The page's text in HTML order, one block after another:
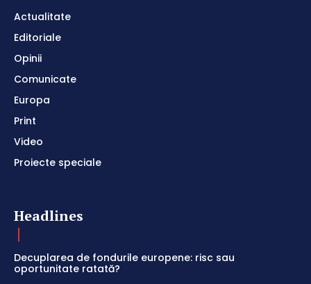
Actualitate
Editoriale
Opinii
Comunicate
Europa
Print
Video
Proiecte speciale
Headlines
Decuplarea de fondurile europene: risc sau
oportunitate ratată?